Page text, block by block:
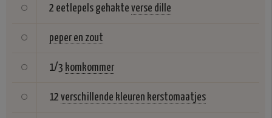
2 eetlepels gehakte verse dille
peper en zout
1/3 komkommer
12 verschillende kleuren kerstomaatjes